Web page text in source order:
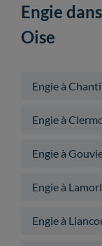
Engie
Oise
Engie à
Engie à
Engie à
Engie à
Engie à